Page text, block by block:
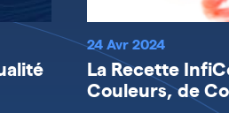
24 Avr 2024
La Recette
Couleurs, de